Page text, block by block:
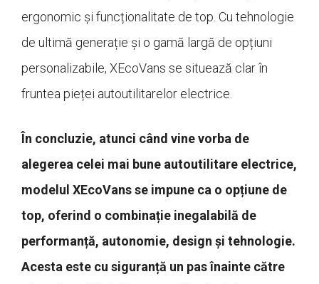
ergonomic și funcționalitate de top. Cu tehnologie
de ultimă generație și o gamă largă de opțiuni
personalizabile, XEcoVans se situează clar în
fruntea pieței autoutilitarelor electrice.
În concluzie, atunci când vine vorba de
alegerea celei mai bune autoutilitare electrice,
modelul XEcoVans se impune ca o opțiune de
top, oferind o combinație inegalabilă de
performanță, autonomie, design și tehnologie.
Acesta este cu siguranță un pas înainte către